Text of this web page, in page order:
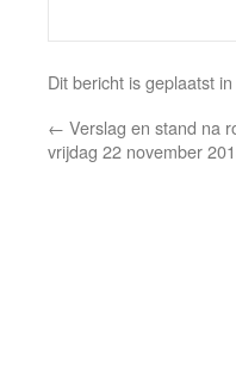
Dit bericht is geplaatst
← Verslag en stand na
vrijdag 22 november